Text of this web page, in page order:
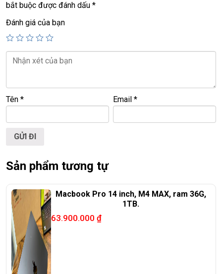
bắt buộc được đánh dấu *
Đánh giá của bạn
Tên * Email*
Sản phẩm tương tự
Macbook Pro 14 inch, M4 MAX, ram 36G,
1TB.
63.900.000 ₫